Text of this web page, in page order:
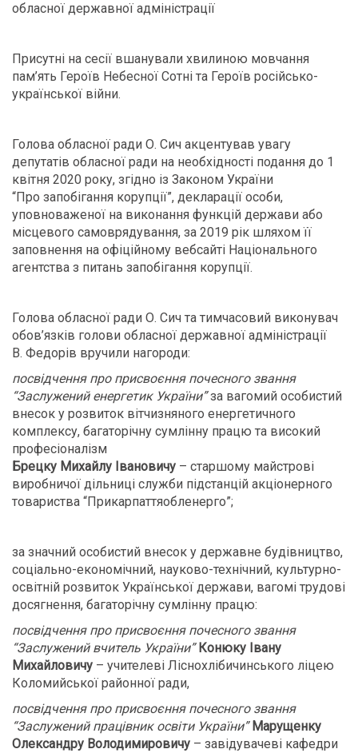
обласної державної адміністрації
Присутні на сесії вшанували хвилиною мовчання
пам’ять Героїв Небесної Сотні та Героїв російсько-
української війни.
Голова обласної ради О. Сич акцентував увагу
депутатів обласної ради на необхідності подання до 1
квітня 2020 року, згідно із Законом України
“Про запобігання корупції”, декларації особи,
уповноваженої на виконання функцій держави або
місцевого самоврядування, за 2019 рік шляхом її
заповнення на офіційному вебсайті Національного
агентства з питань запобігання корупції.
Голова обласної ради О. Сич та тимчасовий виконувач
обов’язків голови обласної державної адміністрації
В. Федорів вручили нагороди:
посвідчення про присвоєння почесного звання
“Заслужений енергетик України”за вагомий особистий
внесок у розвиток вітчизняного енергетичного
комплексу, багаторічну сумлінну працю та високий
професіоналізм
Брецку Михайлу Івановичу – старшому майстрові
виробничої дільниці служби підстанцій акціонерного
товариства “Прикарпаттяобленерго”;
за значний особистий внесок у державне будівництво,
соціально-економічний, науково-технічний, культурно-
освітній розвиток Української держави, вагомі трудові
досягнення, багаторічну сумлінну працю:
посвідчення про присвоєння почесного звання
“Заслужений вчитель України” Конюку Івану
Михайловичу – учителеві Ліснохлібичинського ліцею
Коломийської районної ради,
посвідчення про присвоєння почесного звання
“Заслужений працівник освіти України” Марущенку
Олександру Володимировичу – завідувачеві кафедри